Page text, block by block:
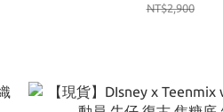
NT$2,900